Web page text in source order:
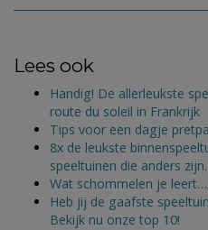
Lees ook
Handig! De allerleukste
route du soleil in Frankrijk
Tips voor een dagje
8x de leukste
speeltuinen die anders zijn.
Wat schommelen je
Heb jij de gaafste
Bekijk nu onze top 10!